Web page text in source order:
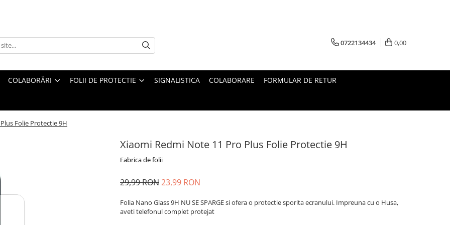
0722134434 0,00
COLABORĂRI FOLII DE PROTECTIE SIGNALISTICA COLABORARE FORMULAR DE RETUR
Folie Protectie 9H
Xiaomi Redmi Note 11 Pro Plus Folie Protectie 9H
Fabrica de folii
29,99 RON23,99 RON
Folia Nano Glass 9H NU SE SPARGE si ofera o protectie sporita ecranului. Impreuna cu o Husa,
aveti telefonul complet protejat